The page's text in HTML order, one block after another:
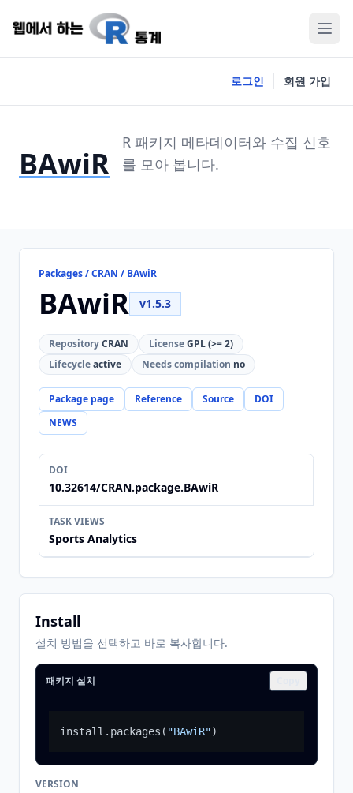
로그인 회원 가입
BAwiR
R 패키지 메타데이터와 수집 신호
를 모아 봅니다.
Packages / CRAN / BAwiR
BAwiR v1.5.3
RepositoryCRAN LicenseGPL (>= 2)
Lifecycleactive Needs compilation no
Package page Reference Source
DOI
NEWS
DOI
10.32614/CRAN.package.BAwiR
TASK VIEWS
Sports Analytics
Install
설치 방법을 선택하고 바로 복사합니다.
패키지 설치
install.packages ( "BAwiR")
VERSION